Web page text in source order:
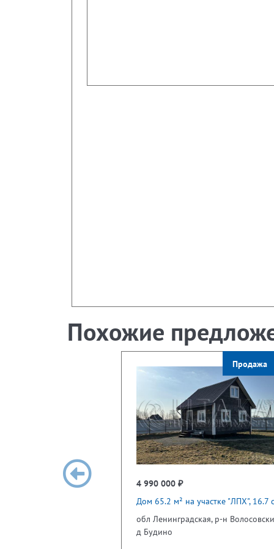
Похожие
Продажа
4 990 000 ₽
Дом 65.2 м² на участке "ЛПХ", 16.7
обл Ленинградская, р-н
д Будино